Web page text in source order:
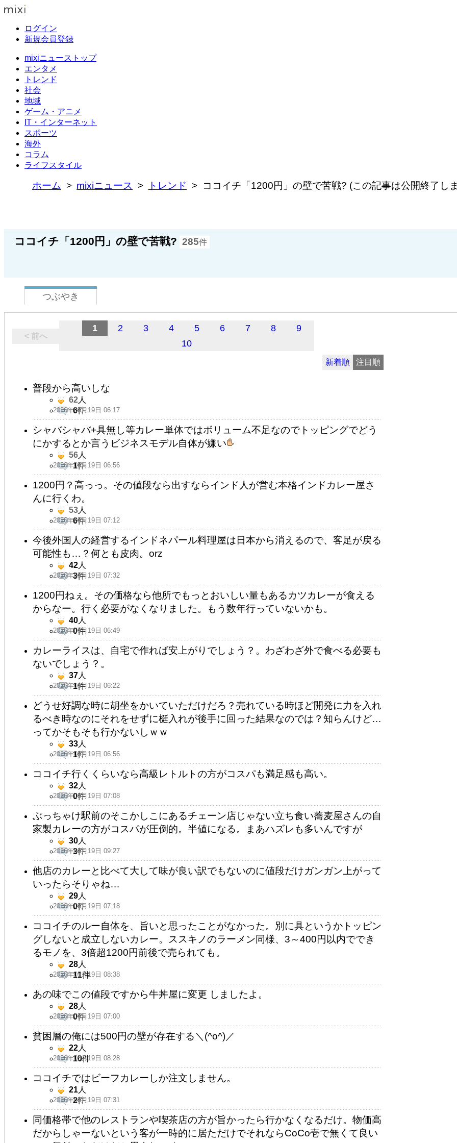
ログイン
新規会員登録
mixiニューストップ
エンタメ
トレンド
社会
地域
ゲーム・アニメ
IT・インターネット
スポーツ
海外
コラム
ライフスタイル
ホーム mixiニュース トレンド ココイチ「1200円」の壁で苦戦? (この記事は公開終了し
ココイチ「1200円」の壁で苦戦? 285件
つぶやき
< 前へ
1 2 3 4 5 6 7 8
9
10
新着順 注目順
普段から高いしな
2026年05月19日 06:17
62人
6件
シャバシャバ+具無し等カレー単体ではボリューム不足なのでトッピングでどう
にかするとか言うビジネスモデル自体が嫌い
2026年05月19日 06:56
56人
1件
1200円？高っっ。その値段なら出すならインド人が営む本格インドカレー屋さ
んに行くわ。
2026年05月19日 07:12
53人
6件
今後外国人の経営するインドネパール料理屋は日本から消えるので、客足が戻る
可能性も…？何とも皮肉。orz
2026年05月19日 07:32
42人
3件
1200円ねぇ。その価格なら他所でもっとおいしい量もあるカツカレーが食える
からなー。行く必要がなくなりました。もう数年行っていないかも。
2026年05月19日 06:49
40人
0件
カレーライスは、自宅で作れば安上がりでしょう？。わざわざ外で食べる必要も
ないでしょう？。
2026年05月19日 06:22
37人
1件
どうせ好調な時に胡坐をかいていただけだろ？売れている時ほど開発に力を入れ
るべき時なのにそれをせずに梃入れが後手に回った結果なのでは？知らんけど…
ってかそもそも行かないしｗｗ
2026年05月19日 06:56
33人
1件
ココイチ行くくらいなら高級レトルトの方がコスパも満足感も高い。
2026年05月19日 07:08
32人
0件
ぶっちゃけ駅前のそこかしこにあるチェーン店じゃない立ち食い蕎麦屋さんの自
家製カレーの方がコスパが圧倒的。半値になる。まあハズレも多いんですが
2026年05月19日 09:27
30人
3件
他店のカレーと比べて大して味が良い訳でもないのに値段だけガンガン上がって
いったらそりゃね…
2026年05月19日 07:18
29人
0件
ココイチのルー自体を、旨いと思ったことがなかった。別に具というかトッピン
グしないと成立しないカレー。ススキノのラーメン同様、3～400円以内ででき
るモノを、3倍超1200円前後で売られても。
2026年05月19日 08:38
28人
11件
あの味でこの値段ですから牛丼屋に変更 しましたよ。
2026年05月19日 07:00
28人
0件
貧困層の俺には500円の壁が存在する＼(^o^)／
2026年05月19日 08:28
22人
10件
ココイチではビーフカレーしか注文しません。
2026年05月19日 07:31
21人
2件
同価格帯で他のレストランや喫茶店の方が旨かったら行かなくなるだけ。物価高
だからしゃーないという客が一時的に居ただけでそれならCoCo壱で無くて良い